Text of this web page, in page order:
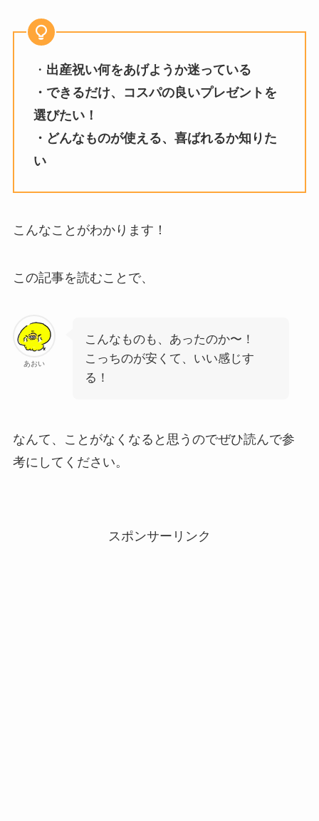
・ 出産祝い何をあげようか迷っている
・できるだけ、コスパの良いプレゼントを
選びたい！
・どんなものが使える、喜ばれるか知りた
い
こんなことがわかります！
この記事を読むことで、
あおい
こんなものも、あったのか〜！
こっちのが安くて、いい感じす
る！
なんて、ことがなくなると思うのでぜひ読んで参
考にしてください。
スポンサーリンク